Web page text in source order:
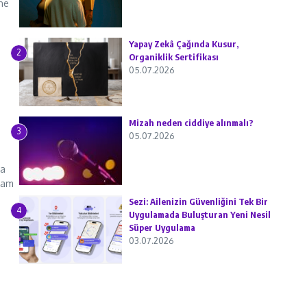
2
Yapay Zekâ Çağında Kusur,
Organiklik Sertifikası
05.07.2026
3
Mizah neden ciddiye alınmalı?
05.07.2026
4
Sezi: Ailenizin Güvenliğini Tek Bir
Uygulamada Buluşturan Yeni Nesil
Süper Uygulama
03.07.2026